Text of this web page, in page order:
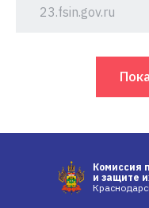
23.fsin.gov.ru
Комиссия
и защите